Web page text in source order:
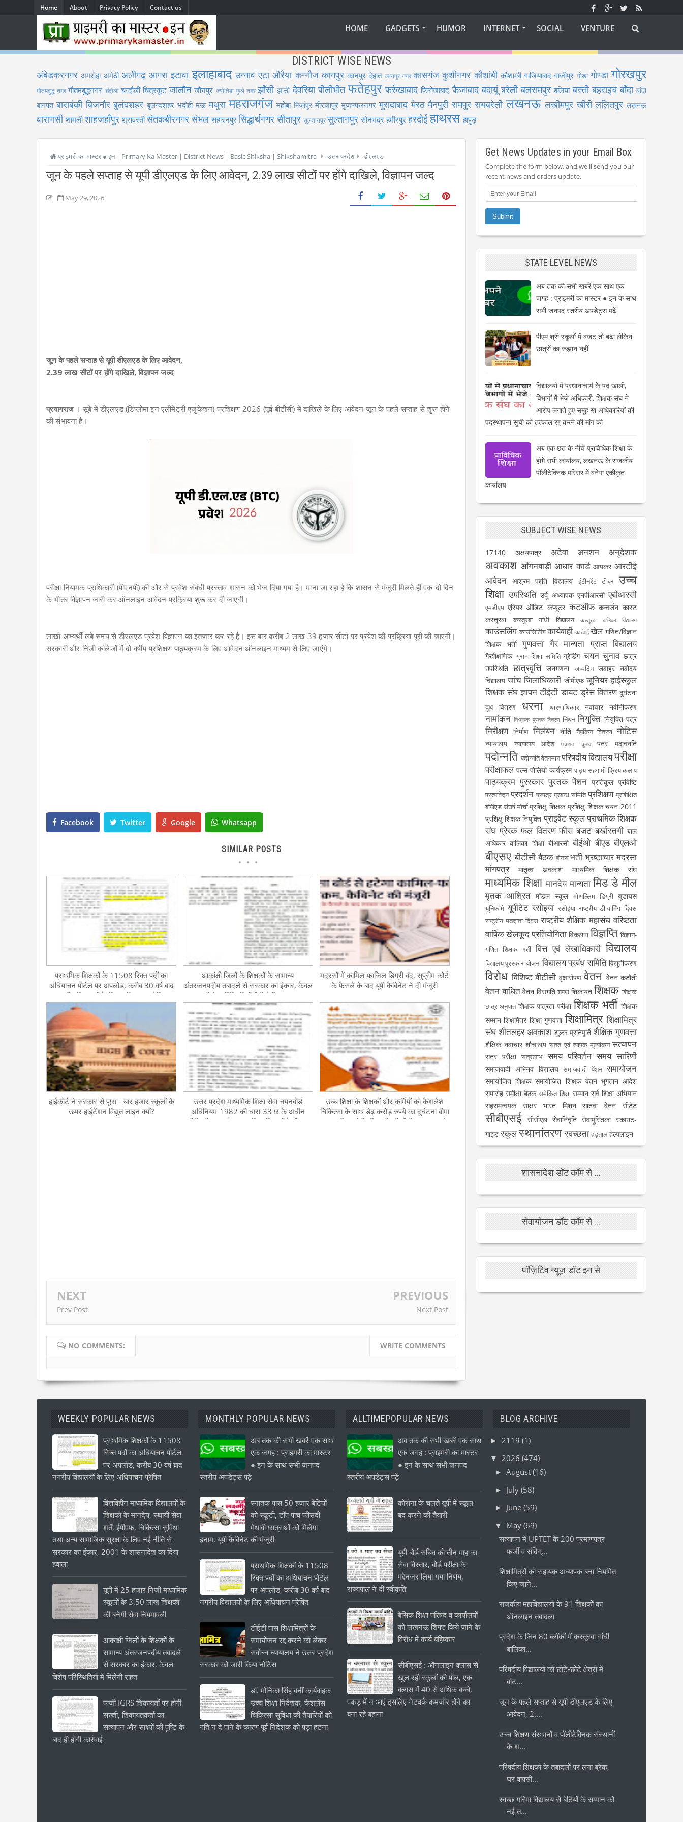
Home About Privacy Policy Contact us
HOME GADGETS HUMOR INTERNET SOCIAL VENTURE
DISTRICT WISE NEWS
अंबेडकरनगर अमरोहा अमेठी अलीगढ़ आगरा इटावा इलाहाबाद उन्नाव एटा औरैया कन्नौज कानपुर कानपुर देहात कानपुर नगर कासगंज कुशीनगर कौशांबी कौशाम्बी गाजियाबाद गाजीपुर गोंडा गोण्डा गोरखपुर
गौतमबुद्ध नगर गौतमबुद्धनगर चंदौली चन्दौली चित्रकूट जालौन जौनपुर ज्योतिबा फुले नगर झाँसी झांसी देवरिया पीलीभीत फतेहपुर फर्रुखाबाद फिरोजाबाद फैजाबाद बदायूं बरेली बलरामपुर बलिया बस्ती बहराइच बाँदा बांदा
बागपत बाराबंकी बिजनौर बुलंदशहर बुलन्दशहर भदोही मऊ मथुरा महराजगंज महोबा मिर्जापुर मीरजापुर मुजफ्फरनगर मुरादाबाद मेरठ मैनपुरी रामपुर रायबरेली लखनऊ लखीमपुर खीरी ललितपुर लख़नऊ
वाराणसी शामली शाहजहाँपुर श्रावस्ती संतकबीरनगर संभल सहारनपुर सिद्धार्थनगर सीतापुर सुलतानपुरसुल्तानपुर सोनभद्र हमीरपुर हरदोई हाथरस हापुड़
प्राइमरी का मास्टर ● इन | Primary Ka Master | District News | Basic Shiksha | Shikshamitra उत्तर प्रदेश डीएलएड
जून के पहले सप्ताह से यूपी डीएलएड के लिए आवेदन, 2.39 लाख सीटों पर होंगे दाखिले, विज्ञापन जल्द
May 29, 2026
जून के पहले सप्ताह से यूपी डीएलएड के लिए आवेदन,
2.39 लाख सीटों पर होंगे दाखिले, विज्ञापन जल्द
प्रयागराज। सूबे में डीएलएड (डिप्लोमा इन एलीमेंट्री एजुकेशन) प्रशिक्षण 2026 (पूर्व बीटीसी) में दाखिले के लिए आवेदन जून के पहले सप्ताह से शुरू होने
की संभावना है।
परीक्षा नियामक प्राधिकारी (पीएनपी) की ओर से प्रवेश संबंधी प्रस्ताव शासन को भेज दिया गया है। माना जा रहा है कि शासन से मंजूरी मिलते ही एक-दो दिन
के भीतर विज्ञापन जारी कर ऑनलाइन आवेदन प्रक्रिया शुरू कर दी जाएगी।
लाखों अभ्यर्थी लंबे समय से डीएलएड प्रवेश विज्ञापन का इंतजार कर रहे हैं। इस बार करीब 2 लाख 39 हजार सीटों पर प्रवेश की प्रक्रिया पूरी की जाएगी।
सरकारी और निजी कॉलेजों में दो वर्षीय प्रशिक्षण पाठ्यक्रम के लिए आवेदन ऑनलाइन माध्यम से लिए जाएंगे।
Facebook Twitter Google Whatsapp
SIMILAR POSTS
प्राथमिक शिक्षकों के 11508 रिक्त पदों का
अधियाचन पोर्टल पर अपलोड, करीब 30 वर्ष बाद
नगरीय विद्यालयों के लिए अधियाचन प्रेषित
आकांक्षी जिलों के शिक्षकों के सामान्य
अंतरजनपदीय तबादले से सरकार का इंकार, केवल
विशेष परिस्थितियों में मिलेगी राहत
मदरसों में कामिल-फाजिल डिग्री बंद, सुप्रीम कोर्ट
के फैसले के बाद यूपी कैबिनेट ने दी मंजूरी
हाईकोर्ट ने सरकार से पूछा - चार हजार स्कूलों के
ऊपर हाईटेंशन विद्युत लाइन क्यों?
उत्तर प्रदेश माध्यमिक शिक्षा सेवा चयनबोर्ड
अधिनियम-1982 की धारा-33 छ के अधीन
विनियमित तदर्थ/अल्पकालिक शिक्षकों के पेंशन
उच्च शिक्षा के शिक्षकों और कर्मियों को कैशलेश
चिकित्सा के साथ डेढ़ करोड़ रुपये का दुर्घटना बीमा
कवर, सीएम योगी की उपस्थिति में विभाग PNB के
NEXT
Prev Post
PREVIOUS
Next Post
NO COMMENTS: WRITE COMMENTS
Get News Updates in your Email Box
Complete the form below, and we'll send you our
recent news and orders update.
STATE LEVEL NEWS
अब तक की सभी खबरें एक साथ एक
जगह : प्राइमरी का मास्टर ● इन के साथ
सभी जनपद स्तरीय अपडेट्स पढ़ें
पीएम श्री स्कूलों में बजट तो बढ़ा लेकिन
छात्रों का रूझान नहीं
विद्यालयों में प्रधानाचार्य के पद खाली,
विभागों में भेजे अधिकारी, शिक्षक संघ ने
आरोप लगाते हुए समूह ख अधिकारियों की
पदस्थापना सूची को तत्काल रद्द करने की मांग की
अब एक छत के नीचे प्राविधिक शिक्षा के
होंगे सभी कार्यालय, लखनऊ के राजकीय
पॉलीटेक्निक परिसर में बनेगा एकीकृत
कार्यालय
SUBJECT WISE NEWS
17140 अक्षयपात्र अटेवा अनशन अनुदेशक
अवकाश आँगनबाड़ी आधार कार्ड आयकर आरटीई
आवेदन आश्रम पद्दति विद्यालय इंटीनरेंट टीचर उच्च
शिक्षा उपस्थिति उर्दू अध्यापक एनपीआरसी एबीआरसी
एमडीएम एरियर ऑडिट कंप्यूटर कटऑफ कन्वर्जन कास्ट
कस्तूरबा
कस्तूरबा गांधी विद्यालय कस्तूरबा बालिका विद्यालय
काउंसलिंग काउंसिलिंग कार्यवाही कार्रवाई खेल गणित/विज्ञान
शिक्षक भर्ती
गुणवत्ता गैर मान्यता प्राप्त विद्यालय
गैरशैक्षणिक ग्राम शिक्षा समिति ग्रेडिंग चयन चुनाव छात्र
उपस्थिति छात्रवृत्ति जनगणना जन्मदिन जवाहर नवोदय
विद्यालय जांच जिलाधिकारी जीपीएफ जूनियर हाईस्कूल
शिक्षक संघ ज्ञापन टीईटी डायट ड्रेस वितरण दुर्घटना
दूध वितरण
धरना धारणाधिकार नवाचार नवीनीकरण
नामांकन निःशुल्क पुस्तक वितरण निधन नियुक्ति नियुक्ति पत्र
निरीक्षण निर्माण निलंबन नीति नैपकिन वितरण नोटिस
न्यायालय न्यायालय आदेश पंचायत चुनाव पत्र पदावनति
पदोन्नति पदोन्नति वेतनमानपरिषदीय विद्यालयपरीक्षा
परीक्षाफल पल्स पोलियो कार्यक्रम पाठ्य सहगामी क्रियाकलाप
पाठ्यक्रम पुरस्कार पुस्तक पेंशन प्रतिकूल प्रविष्टि
प्रत्यावेदन प्रदर्शन प्रपत्र प्रबन्ध समिति प्रशिक्षण प्रशिक्षित
बीपीएड संघर्ष मोर्चा प्रशिक्षु शिक्षक प्रशिक्षु शिक्षक चयन 2011
प्रशिक्षु शिक्षक नियुक्ति प्राइवेट स्कूलप्राथमिक शिक्षक
संघ प्रेरक फल वितरण फीस बजट बर्खास्तगी बाल
अधिकार बालिका शिक्षा बीआरसी बीईओ बीएड बीएलओ
बीएसए बीटीसी बैठक बोनस भर्ती भ्रष्टाचार मदरसा
मांगपत्र
मातृत्व अवकाश माध्यमिक शिक्षक संघ
माध्यमिक शिक्षा मानदेय मान्यता मिड डे मील
मृतक आश्रित मॉडल स्कूल मोअल्लिम डिग्री यूडायस
यूनिफॉर्म यूपीटेट रसोइया रसोईया राष्ट्रीय डी-वार्मिंग दिवस
राष्ट्रीय मतदाता दिवस राष्ट्रीय शैक्षिक महासंघ वरिष्ठता
वार्षिक खेलकूद प्रतियोगिता विकलांग विज्ञप्ति विज्ञान-
गणित शिक्षक भर्ती वित्त एवं लेखाधिकारी विद्यालय
विद्यालय पुरस्कार योजनाविद्यालय प्रबंध समिति विद्युतीकरण
विरोध विशिष्ट बीटीसी वृक्षारोपण वेतन वेतन कटौती
वेतन बाधित वेतन विसंगति शपथ शिकायत शिक्षक शिक्षक
छात्र अनुपात शिक्षक पात्रता परीक्षा शिक्षक भर्ती शिक्षक
सम्मान शिक्षमित्र शिक्षा गुणवत्ता शिक्षामित्र शिक्षामित्र
संघ शीतलहर अवकाश शुल्क प्रतिपूर्ति शैक्षिक गुणवत्ता
शैक्षिक नवाचार शौचालय सतत एवं व्यापक मूल्यांकन सत्यापन
सत्र परीक्षा सत्रलाभ समय परिवर्तन समय सारिणी
समाजवादी अभिनव विद्यालय समाजवादी पेंशन समायोजन
समायोजित शिक्षक समायोजित शिक्षक वेतन भुगतान आदेश
समारोह समीक्षा बैठक समेकित शिक्षा सम्मान सर्व शिक्षा अभियान
सहसमन्वयक
साक्षर भारत मिशन सातवां वेतन सीटेट
सीबीएसई सीसीएल सेवानिवृति सेवापुस्तिका स्काउट-
गाइड स्कूलस्थानांतरण स्वच्छता हड़तालहेल्पलाइन
शासनादेश डॉट कॉम से ...
सेवायोजन डॉट कॉम से ...
पॉज़िटिव न्यूज़ डॉट इन से
WEEKLY POPULAR NEWS
प्राथमिक शिक्षकों के 11508
रिक्त पदों का अधियाचन पोर्टल
पर अपलोड, करीब 30 वर्ष बाद
नगरीय विद्यालयों के लिए अधियाचन प्रेषित
वित्तविहीन माध्यमिक विद्यालयों के
शिक्षकों के मानदेय, स्थायी सेवा
शर्तें, ईपीएफ, चिकित्सा सुविधा
तथा अन्य सामाजिक सुरक्षा के लिए नई नीति से
सरकार का इंकार, 2001 के शासनादेश का दिया
हवाला
यूपी में 25 हजार निजी माध्यमिक
स्कूलों के 3.50 लाख शिक्षकों
की बनेगी सेवा नियमावली
आकांक्षी जिलों के शिक्षकों के
सामान्य अंतरजनपदीय तबादले
से सरकार का इंकार, केवल
विशेष परिस्थितियों में मिलेगी राहत
फर्जी IGRS शिकायतों पर होगी
सख्ती, शिकायतकर्ता का
सत्यापन और साक्ष्यों की पुष्टि के
बाद ही होगी कार्रवाई
MONTHLY POPULAR NEWS
अब तक की सभी खबरें एक साथ
एक जगह : प्राइमरी का मास्टर
● इन के साथ सभी जनपद
स्तरीय अपडेट्स पढ़ें
स्नातक पास 50 हजार बेटियों
को स्कूटी, टॉप पांच फीसदी
मेधावी छात्राओं को मिलेगा
इनाम, यूपी कैबिनेट की मंजूरी
प्राथमिक शिक्षकों के 11508
रिक्त पदों का अधियाचन पोर्टल
पर अपलोड, करीब 30 वर्ष बाद
नगरीय विद्यालयों के लिए अधियाचन प्रेषित
टीईटी पास शिक्षामित्रों के
समायोजन रद्द करने को लेकर
सर्वोच्च न्यायालय ने उत्तर प्रदेश
सरकार को जारी किया नोटिस
डॉ. मोनिका सिंह बनीं कार्यवाहक
उच्च शिक्षा निदेशक, कैशलेस
चिकित्सा सुविधा की तैयारियों को
गति न दे पाने के कारण पूर्व निदेशक को पड़ा हटना
ALLTIMEPOPULAR NEWS
अब तक की सभी खबरें एक साथ
एक जगह : प्राइमरी का मास्टर
● इन के साथ सभी जनपद
स्तरीय अपडेट्स पढ़ें
कोरोना के चलते यूपी में स्कूल
बंद करने की तैयारी
यूपी बोर्ड सचिव को तीन माह का
सेवा विस्तार, बोर्ड परीक्षा के
मद्देनजर लिया गया निर्णय,
राज्यपाल ने दी स्वीकृति
बेसिक शिक्षा परिषद व कार्यालयों
को लखनऊ शिफ्ट किये जाने के
विरोध में कार्य बहिष्कार
सीबीएसई : ऑनलाइन क्लास से
खुल रही स्कूलों की पोल, एक
क्लास में 40 से अधिक बच्चे,
पकड़ में न आएं इसलिए नेटवर्क कमजोर होने का
बना रहे बहाना
BLOG ARCHIVE
► 2119(1)
▼ 2026(474)
►August(16)
► July(58)
► June(59)
▼ May(69)
सत्यापन में UPTET के 200 प्रमाणपत्र
फर्जी व संदिग्...
शिक्षामित्रों को सहायक अध्यापक बना नियमित
किए जाने...
राजकीय महाविद्यालयों के 91 शिक्षकों का
ऑनलाइन तबादला
प्रदेश के जिन 80 ब्लॉकों में कस्तूरबा गांधी
बालिका...
परिषदीय विद्यालयों को छोटे-छोटे क्षेत्रों में
बांट...
जून के पहले सप्ताह से यूपी डीएलएड के लिए
आवेदन, 2....
उच्च शिक्षण संस्थानों व पॉलीटेक्निक संस्थानों
के श...
परिषदीय शिक्षकों के तबादलों पर लगा ब्रेक,
घर वापसी...
स्वच्छ गरिमा विद्यालय से बेटियों के सम्मान को
नई त...